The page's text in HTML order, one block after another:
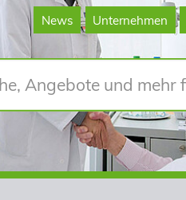
News Unternehmen